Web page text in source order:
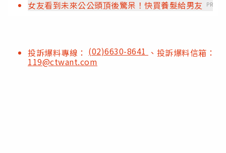
女友看到未來公公頭頂後驚呆！快買養髮給男友
PR
投訴爆料專線： (02)6630-8641 、投訴爆料信箱：
119@ctwant.com